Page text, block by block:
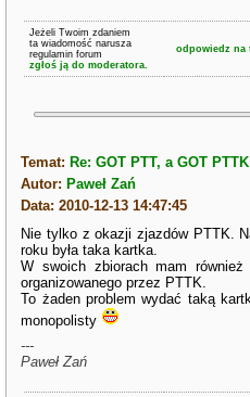
Jeżeli Twoim zdaniem
ta wiadomość narusza
regulamin forum
zgłoś ją do moderatora.
odpowiedz na
Temat: Re: GOT PTT, a GOT PTTK
Autor: Paweł Zań
Data: 2010-12-13 14:47:45
Nie tylko z okazji zjazdów PTTK.
roku była taka kartka.
W swoich zbiorach mam
organizowanego przez PTTK.
To żaden problem wydać taką
monopolisty
---
Paweł Zań